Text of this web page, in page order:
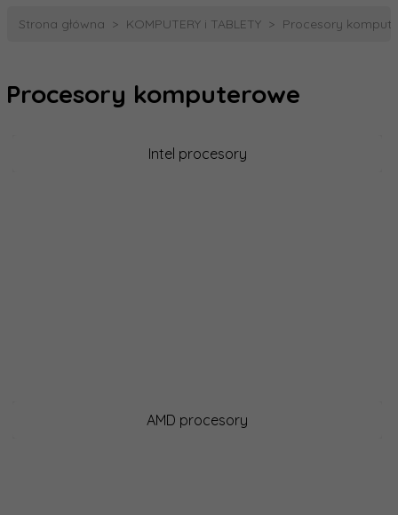
Strona główna KOMPUTERY i TABLETY Procesory
Procesory komputerowe
Intel procesory
AMD procesory